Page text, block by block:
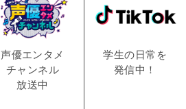
声優エンタメ
チャンネル
放送中
学生の日常を
発信中！